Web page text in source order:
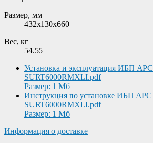
Размер, мм
432x130x660
Вес, кг
54.55
Установка и эксплуатация ИБП APC
SURT6000RMXLI.pdf
Размер: 1 Мб
Инструкция по установке ИБП APC
SURT6000RMXLI.pdf
Размер: 1 Мб
Информация о доставке